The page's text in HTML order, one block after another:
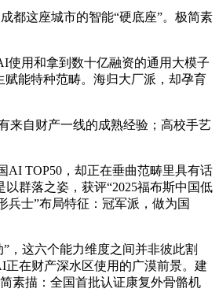
都这座城市的智能“硬底座”。极简素
用和拿到数十亿融资的通用大模子
能特种范畴。海归大厂派，却孕育
来自财产一线的成熟经验；高校手艺
TOP50，却正在垂曲范畴里具有话
群落之姿，获评“2025福布斯中国低
兵士”布局特征：冠军派，做为国
这六个能力维度之间并非彼此割
在财产深水区使用的广漠前景。建
素描：全国首批认证康复外骨骼机